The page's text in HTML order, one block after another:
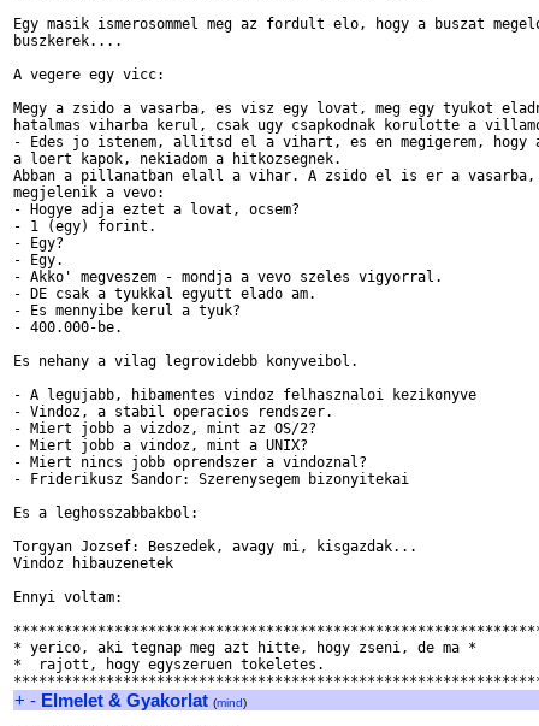
Egy masik ismerosommel meg az fordult elo, hogy a buszat
buszkerek....
A vegere egy vicc:
Megy a zsido a vasarba, es visz egy lovat, meg egy tyukot
hatalmas viharba kerul, csak ugy csapkodnak korulotte a
- Edes jo istenem, allitsd el a vihart, es en megigerem, hogy
a loert kapok, nekiadom a hitkozsegnek.
Abban a pillanatban elall a vihar. A zsido el is er a vasarba,
megjelenik a vevo:
- Hogye adja eztet a lovat, ocsem?
- 1 (egy) forint.
- Egy?
- Egy.
- Akko' megveszem - mondja a vevo szeles vigyorral.
- DE csak a tyukkal egyutt elado am.
- Es mennyibe kerul a tyuk?
- 400.000-be.
Es nehany a vilag legrovidebb konyveibol.
- A legujabb, hibamentes vindoz felhasznaloi kezikonyve
- Vindoz, a stabil operacios rendszer.
- Miert jobb a vizdoz, mint az OS/2?
- Miert jobb a vindoz, mint a UNIX?
- Miert nincs jobb oprendszer a vindoznal?
- Friderikusz Sandor: Szerenysegem bizonyitekai
Es a leghosszabbakbol:
Torgyan Jozsef: Beszedek, avagy mi, kisgazdak...
Vindoz hibauzenetek
Ennyi voltam:
* yerico, aki tegnap meg azt hitte, hogy zseni, de ma *
*  rajott, hogy egyszeruen tokeletes.
+ - Elmelet & Gyakorlat (mind)